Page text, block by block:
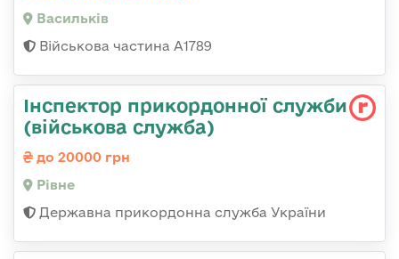
Васильків
Військова частина А1789
Інспектор прикордонної служби
(військова служба)
до 20000 грн
Рівне
Державна прикордонна служба України